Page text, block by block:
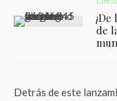
de
Detrás de este